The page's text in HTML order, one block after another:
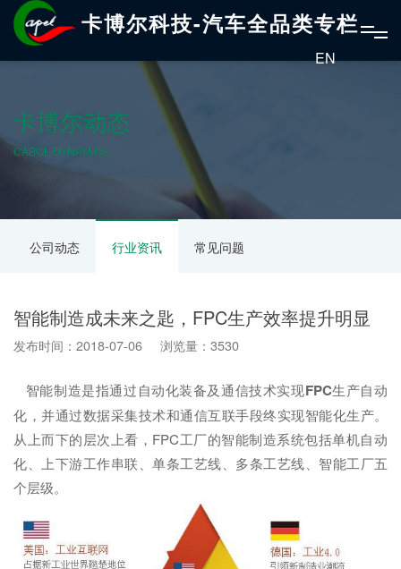
卡博尔科技-汽车全品类专栏
EN
卡博尔动态
CABOL DYNAMICS
公司动态 行业资讯 常见问题
智能制造成未来之匙，FPC生产效率提升明显
发布时间：2018-07-06 浏览量：3530
智能制造是指通过自动化装备及通信技术实现FPC生产自动
化，并通过数据采集技术和通信互联手段终实现智能化生产。
从上而下的层次上看，FPC工厂的智能制造系统包括单机自动
化、上下游工作串联、单条工艺线、多条工艺线、智能工厂五
个层级。